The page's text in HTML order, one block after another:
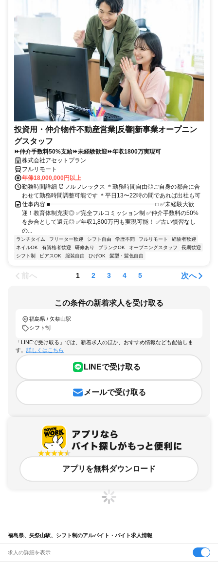
投資用・仲介物件不動産営業|反響|新事業オープニン
グスタッフ
⏩仲介手数料50%支給⏩未経験歓迎⏩年収1800万実現可
株式会社アセットプラン
フルリモート
年俸18,000,000円以上
勤務時間詳細 ⏰フルフレックス ＊勤務時間自由◎ご自身の都合に合
わせて勤務時間調整可能です ＊平日13〜22時の間であれば出社も可
仕事内容 ■━━━━━━━━━━━━━━━━━━□ ✅未経験大歓
迎！教育体制充実◎ ✅完全フルコミッション制 ✅仲介手数料の50%
を歩合として還元◎ ✅年収1,800万円も実現可能！ ✅古い慣習なし
の...
ランチタイム フリーター歓迎 シフト自由 学歴不問 フルリモート
経験者歓迎
ネイルOK
有資格者歓迎 研修あり ブランクOK オープニングスタッフ
長期歓迎
シフト制
ピアスOK 服装自由 ひげOK 髪型・髪色自由
前へ 1 2 3 4 5 次へ
この条件の新着求人を受け取る
福島県 / 矢祭山駅
シフト制
「LINEで受け取る」では、新着求人のほか、おすすめ情報なども配信しま
す。 詳しくはこちら
LINEで受け取る
メールで受け取る
アプリを無料ダウンロード
福島県、矢祭山駅、シフト制のアルバイト・バイト求人情報
求人の詳細を表示